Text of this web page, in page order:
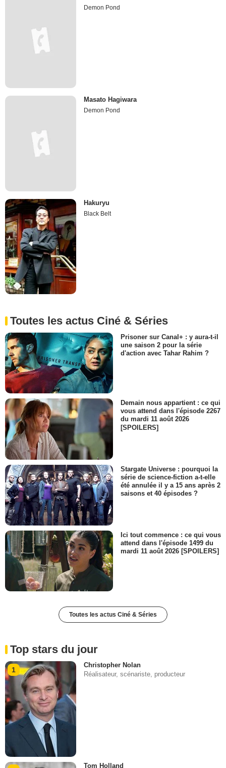
Demon Pond
Masato Hagiwara
Demon Pond
Hakuryu
Black Belt
Toutes les actus Ciné & Séries
Prisoner sur Canal+ : y aura-t-il
une saison 2 pour la série
d'action avec Tahar Rahim ?
Demain nous appartient : ce qui
vous attend dans l'épisode 2267
du mardi 11 août 2026
[SPOILERS]
Stargate Universe : pourquoi la
série de science-fiction a-t-elle
été annulée il y a 15 ans après 2
saisons et 40 épisodes ?
Ici tout commence : ce qui vous
attend dans l'épisode 1499 du
mardi 11 août 2026 [SPOILERS]
Toutes les actus Ciné & Séries
Top stars du jour
1
Christopher Nolan
Réalisateur, scénariste, producteur
Tom Holland